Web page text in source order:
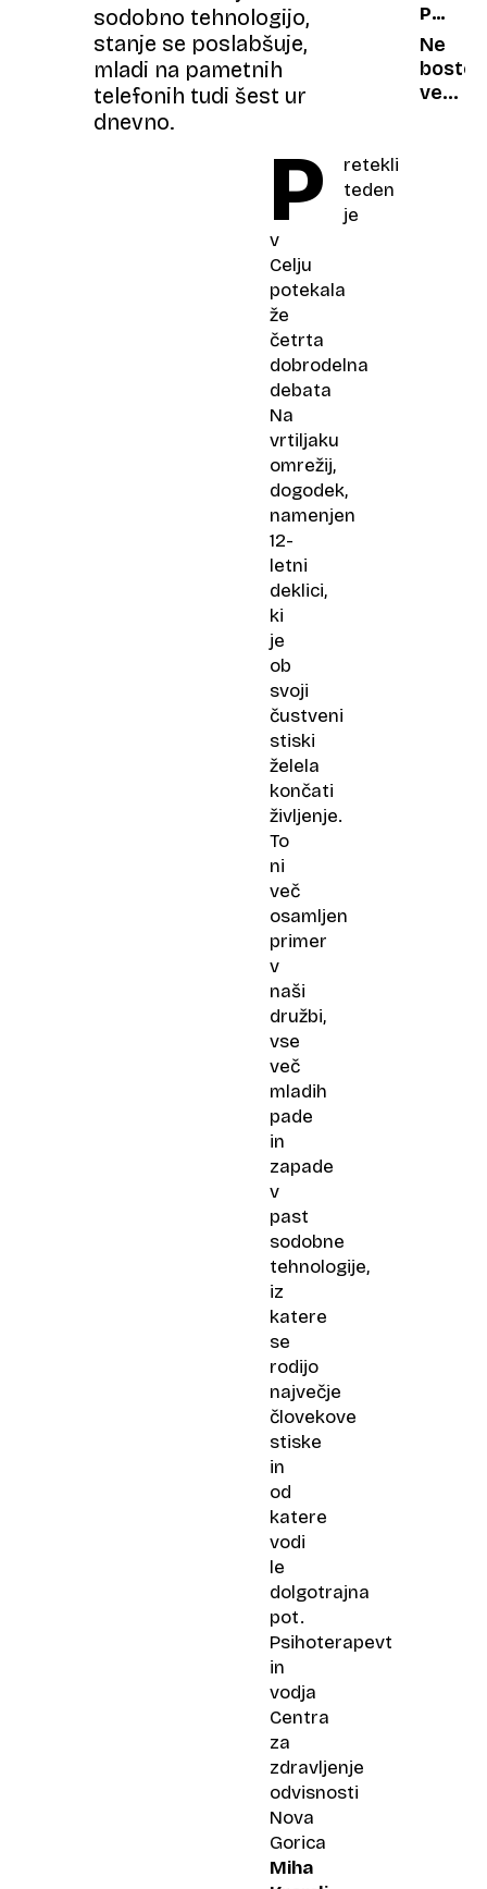
sodobno tehnologijo,
stanje se poslabšuje,
mladi na pametnih
telefonih tudi šest ur
dnevno.
P
retekli
teden
je
v
Celju
potekala
že
četrta
dobrodelna
debata
Na
vrtiljaku
omrežij,
dogodek,
namenjen
12-
letni
deklici,
ki
je
ob
svoji
čustveni
stiski
želela
končati
življenje.
To
ni
več
osamljen
primer
v
naši
družbi,
vse
več
mladih
pade
in
zapade
v
past
sodobne
tehnologije,
iz
katere
se
rodijo
največje
človekove
stiske
in
od
katere
vodi
le
dolgotrajna
pot.
Psihoterapevt
in
vodja
Centra
za
zdravljenje
odvisnosti
Nova
Gorica
Miha
ugasnil
MTV
pa
Ne
boste
verjeli: